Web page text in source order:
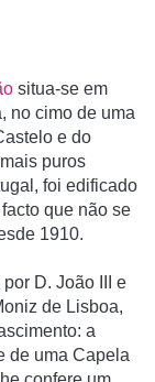
situa-se em
no cimo de uma
e do
puros
foi edificado
que não se
1910.
D. João III e
de Lisboa,
a
de uma Capela